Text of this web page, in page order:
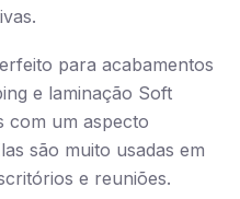
para acabamentos
e laminação Soft
com um aspecto
são muito usadas em
e reuniões.